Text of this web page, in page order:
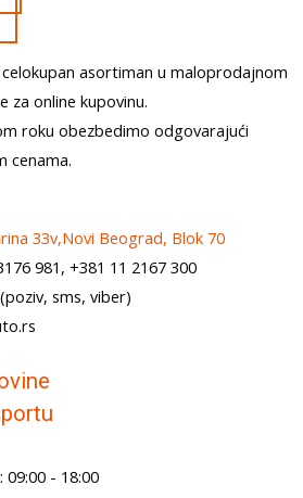
asortiman u maloprodajnom
online kupovinu.
roku obezbedimo odgovarajući
cenama.
33v,Novi Beograd, Blok 70
981, +381 11 2167 300
sms, viber)
09:00 - 18:00